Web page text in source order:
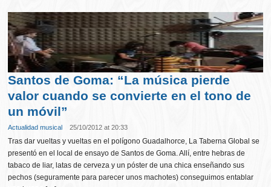
Santos de Goma: “La música pierde
valor cuando se convierte en el tono de
un móvil”
Actualidad musical 25/10/2012 at 20:33
Tras dar vueltas y vueltas en el polígono Guadalhorce, La Taberna Global se
presentó en el local de ensayo de Santos de Goma. Allí, entre hebras de
tabaco de liar, latas de cerveza y un póster de una chica enseñando sus
pechos (seguramente para parecer unos machotes) conseguimos entablar